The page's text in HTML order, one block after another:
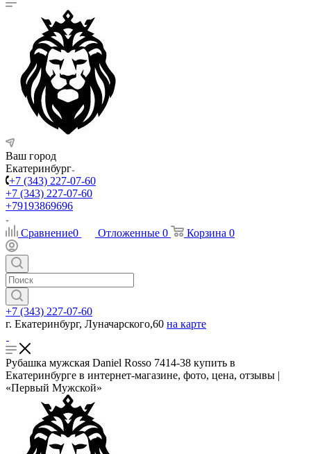
Ваш город
Екатеринбург
+7 (343) 227-07-60
+7 (343) 227-07-60
+79193869696
Сравнение0 Отложенные 0 Корзина 0
+7 (343) 227-07-60
г. Екатеринбург, Луначарского,60 на карте
Рубашка мужская Daniel Rosso 7414-38 купить в
Екатеринбурге в интернет-магазине, фото, цена, отзывы |
«Первый Мужской»